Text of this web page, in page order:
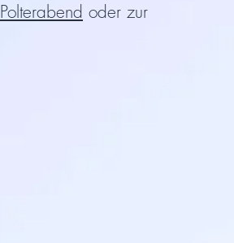
Polterabend oder zur